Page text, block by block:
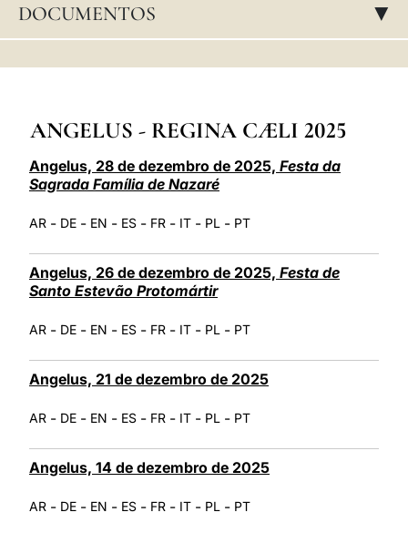
DOCUMENTOS ▸
ANGELUS - REGINA CÆLI 2025
Angelus, 28 de dezembro de 2025, Festa da
Sagrada Família de Nazaré
AR - DE - EN - ES - FR - IT - PL - PT
Angelus, 26 de dezembro de 2025, Festa de
Santo Estevão Protomártir
AR - DE - EN - ES - FR - IT - PL - PT
Angelus, 21 de dezembro de 2025
AR - DE - EN - ES - FR - IT - PL - PT
Angelus, 14 de dezembro de 2025
AR - DE - EN - ES - FR - IT - PL - PT